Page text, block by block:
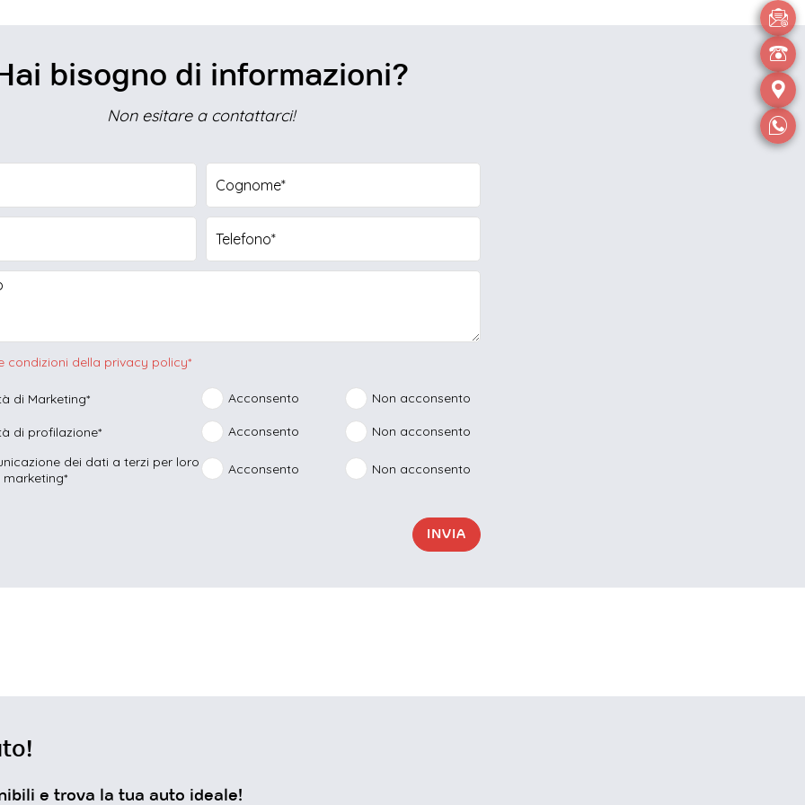
Hai bisogno di informazioni?
Non esitare a contattarci!
la fascia oraria di preferenza
Nessuna
preferenza
condizioni della privacy policy*
di Marketing* Acconsento Non acconsento
di profilazione* Acconsento
Non acconsento
dei dati a terzi per loro
Acconsento Non acconsento
INVIA
e trova la tua auto ideale!